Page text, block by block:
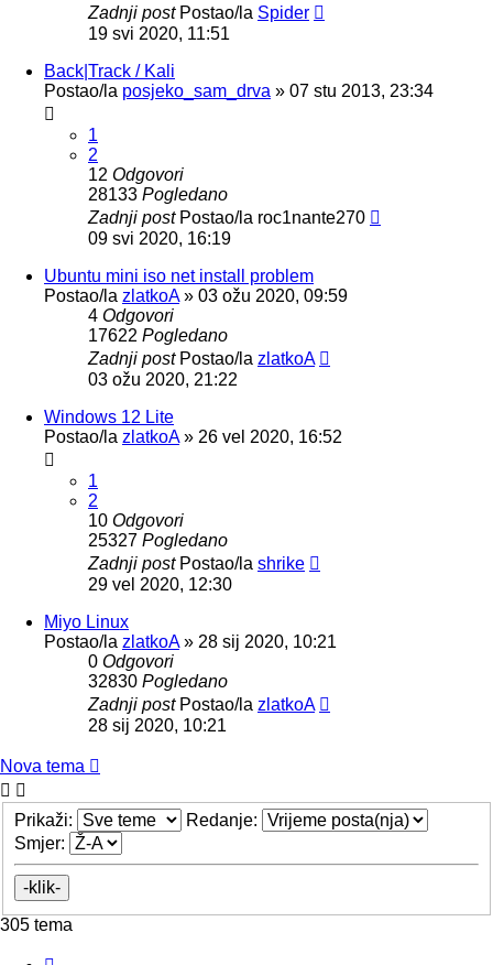
Zadnji post Postao/la Spider
19 svi 2020, 11:51
Back|Track / Kali
Postao/la posjeko_sam_drva » 07 stu 2013, 23:34
1
2
12 Odgovori
28133 Pogledano
Zadnji post Postao/la roc1nante270
09 svi 2020, 16:19
Ubuntu mini iso net install problem
Postao/la zlatkoA» 03 ožu 2020, 09:59
4 Odgovori
17622 Pogledano
Zadnji post Postao/la zlatkoA
03 ožu 2020, 21:22
Windows 12 Lite
Postao/la zlatkoA» 26 vel 2020, 16:52
1
2
10 Odgovori
25327 Pogledano
Zadnji post Postao/la shrike
29 vel 2020, 12:30
Miyo Linux
Postao/la zlatkoA» 28 sij 2020, 10:21
0 Odgovori
32830 Pogledano
Zadnji post Postao/la zlatkoA
28 sij 2020, 10:21
Nova tema
Prikaži:
Redanje:
Smjer:
305 tema